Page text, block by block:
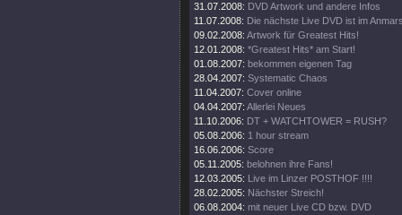
31.07.2008: DVD Artwork und andere Infos
11.07.2008: Die nächste Live DVD ist im
09.02.2008: Artwork für Greatest Hits!
12.01.2008: *Greatest Hits* am Start!
01.08.2007: bekommen eigenen Tag
28.04.2007: Systematic Chaos
11.04.2007: Cover online
04.04.2007: Allerlei Neues
11.10.2006: DT + WATCHTOWER = RUSH?
05.08.2006: 1 hour stream
16.06.2006: Score
05.11.2005: belohnen ihre Fans!
12.03.2005: Live im Linzer POSTHOF !!!!
28.02.2005: Nächster Streich!
06.08.2004: mit neuer Live CD bzw. DVD